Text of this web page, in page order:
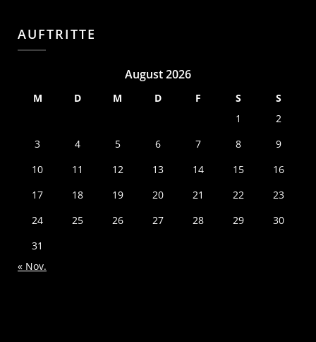
AUFTRITTE
August 2026
M D M D F S
S
1
2
3
4 5 6 7 8
9
10
11 12 13 14 15
16
17
18 19 20 21 22
23
24
25 26 27 28 29
30
31
« Nov.